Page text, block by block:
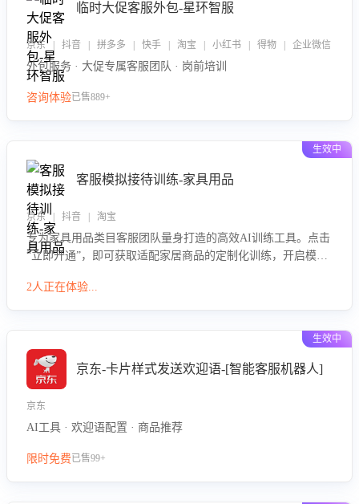
临时大促客服外包-星环智服
京东 | 抖音 | 拼多多 | 快手 | 淘宝 | 小红书 | 得物 | 企业微信
外包服务 · 大促专属客服团队 · 岗前培训
咨询体验已售889+
生效中
客服模拟接待训练-家具用品
京东 | 抖音 | 淘宝
专为家具用品类目客服团队量身打造的高效AI训练工具。点击
“立即开通”，即可获取适配家居商品的定制化训练，开启模拟
参数咨询等高频场景下的专业应对能力。
2人正在体验...
生效中
京东-卡片样式发送欢迎语-[智能客服机器人]
京东
AI工具 · 欢迎语配置 · 商品推荐
限时免费已售99+